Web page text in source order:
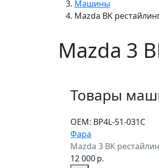
Машины
Mazda BK
Mazda 3
Товары
ОЕМ: BP4L-51-031C
Фара
Mazda 3 BK
12 000р.